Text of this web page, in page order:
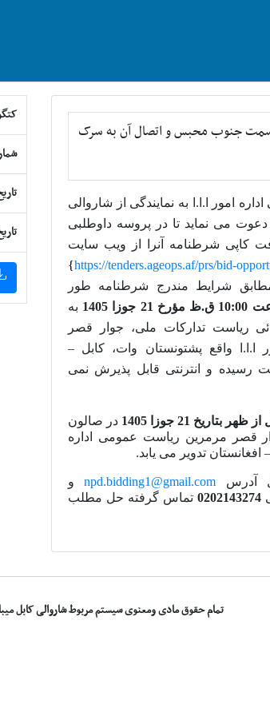
سمت جنوب محبس و اتصال آن به سرک
امور ا.ا.ا به نمایندگی از شاروالی
دعوت می نماید تا در پروسه داوطلبی
کاپی شرطنامه آنرا
از ویب سایت
https://tenders.ageops.af/prs/bid-
}
شرایط مندرج شرطنامه طور
21 جوزا 1405
به
ریاست تدارکات ملی، جوار قصر
واقع پشتونستان وات، کابل –
رسیده و انترنتی قابل پذیرش نمی
در صالون
قصر مرمرین ریاست عمومی اداره
افغانستان تدویر می یابد.
آدرس npd.bidding1@gmail.com
و
0202143274 تماس گرفته حل مطلب
تمام حقوق مادی ومعنوی سیستم مربوط شاروالی کابل